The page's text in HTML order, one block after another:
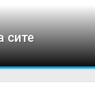
сите